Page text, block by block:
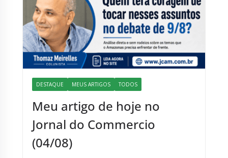
DESTAQUE MEUS ARTIGOS TODOS
Meu artigo de hoje no
Jornal do Commercio
(04/08)